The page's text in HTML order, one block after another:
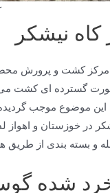
نیشکر
و مرکز کشت و پرورش
گسترده ای کشت می
این موضوع موجب
در خوزستان و اهواز
و بسته بندی از
شده